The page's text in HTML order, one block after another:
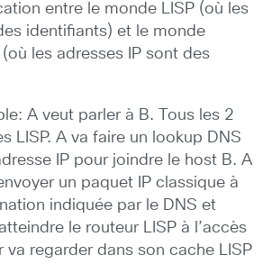
entre le monde LISP (où les
identifiants) et le monde
les adresses IP sont des
A veut parler à B. Tous les 2
LISP. A va faire un lookup DNS
IP pour joindre le host B. A
un paquet IP classique à
indiquée par le DNS et
le routeur LISP à l’accès
va regarder dans son cache LISP